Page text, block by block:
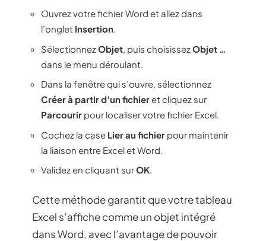
Ouvrez votre fichier Word et allez dans
l’onglet Insertion.
SélectionnezObjet , puis choisissezObjet …
dans le menu déroulant.
Dans la fenêtre qui s’ouvre, sélectionnez
Créer à partir d’un fichieret cliquez sur
Parcourir pour localiser votre fichier Excel.
Cochez la case Lier au fichier pour maintenir
la liaison entre Excel et Word.
Validez en cliquant surOK.
Cette méthode garantit que votre tableau
Excel s’affiche comme un objet intégré
dans Word, avec l’avantage de pouvoir